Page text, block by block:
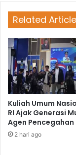
Related
Kuliah Umum
RI Ajak Generasi
Agen Pencegahan
2 hari ago